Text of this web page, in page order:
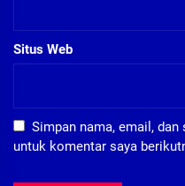
Situs Web
Simpan nama, email,
untuk komentar saya